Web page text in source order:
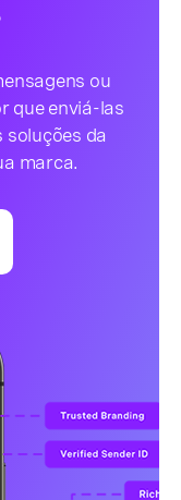
ou
que enviá-las
soluções da
marca.